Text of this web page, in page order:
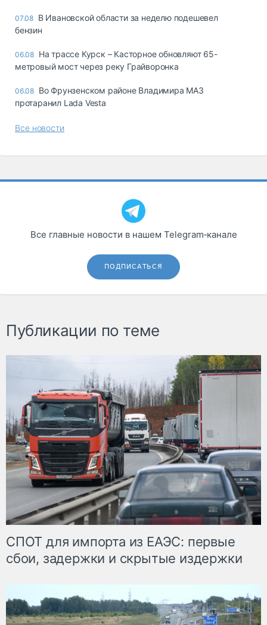
07.08 В Ивановской области за неделю подешевел
бензин
06.08 На трассе Курск – Касторное обновляют 65-
метровый мост через реку Грайворонка
06.08 Во Фрунзенском районе Владимира МАЗ
протаранил Lada Vesta
Все новости
Все главные новости в нашем Telegram‑канале
ПОДПИСАТЬСЯ
Публикации по теме
СПОТ для импорта из ЕАЭС: первые
сбои, задержки и скрытые издержки